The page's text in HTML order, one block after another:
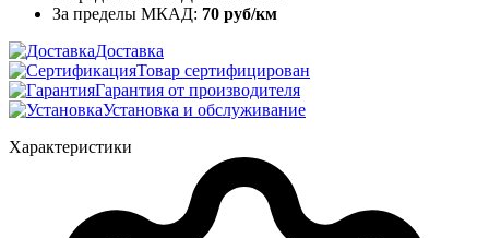
За пределы МКАД: 70 руб/км
Доставка
Товар сертифицирован
Гарантия от производителя
Установка и обслуживание
Характеристики